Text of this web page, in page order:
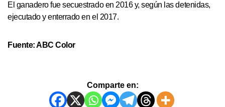
El ganadero fue secuestrado en 2016 y, según las detenidas,
ejecutado y enterrado en el 2017.
Fuente: ABC Color
Comparte en: